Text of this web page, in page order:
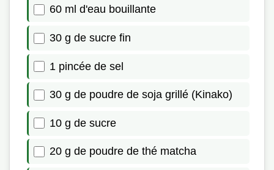
60 ml d'eau bouillante
30 g de sucre fin
1 pincée de sel
30 g de poudre de soja grillé (Kinako)
10 g de sucre
20 g de poudre de thé matcha